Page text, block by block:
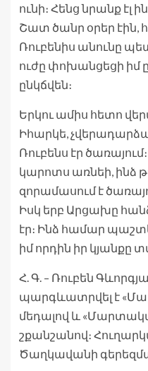
ունի։ Հենց նրանք էլ
Շատ ծանր օրեր էին,
Ռուբենիս անունը
ուժը փոխանցեցի իմ
ընկճվեն։
Երկու ամիս հետո
Իհարկե,
Ռուբենս էր
կարոտս առնեի, ինձ
զորամասում է
Իսկ երբ Արցախը
էր։ Ինձ համար
իմ որդին իր կյանքը
Հ. Գ. – Ռուբեն
պարգևատրվել է
մեդալով և
շքանշանով։
Ծաղկավանի